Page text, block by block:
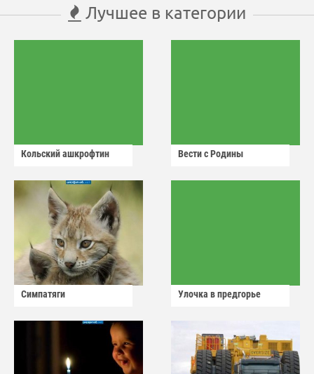
Лучшее в категории
Кольский ашкрофтин Вести с Родины
Симпатяги Улочка в предгорье